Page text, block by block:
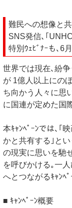
難民への想像と
SNS発信､｢
特別ｳｪﾋﾞﾅｰも､6
世界では現在､紛
が 1億人以上にの
ち向かう人々に思
に国連が定めた国
本ｷｬﾝﾍﾟｰﾝでは､｢
かと共有する｣と
の現実に思いを馳
を呼びかける｡一
へとつながるｷｬﾝﾍ
■ ｷｬﾝﾍﾟｰﾝ概要